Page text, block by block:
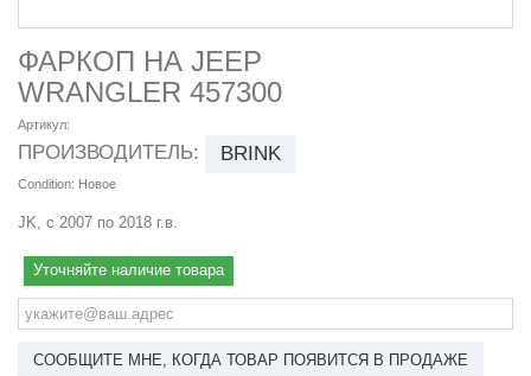
ФАРКОП НА JEEP
WRANGLER 457300
Артикул:
ПРОИЗВОДИТЕЛЬ: BRINK
Condition: Новое
JK, с 2007 по 2018 г.в.
Уточняйте наличие товара
СООБЩИТЕ МНЕ, КОГДА ТОВАР ПОЯВИТСЯ В ПРОДАЖЕ